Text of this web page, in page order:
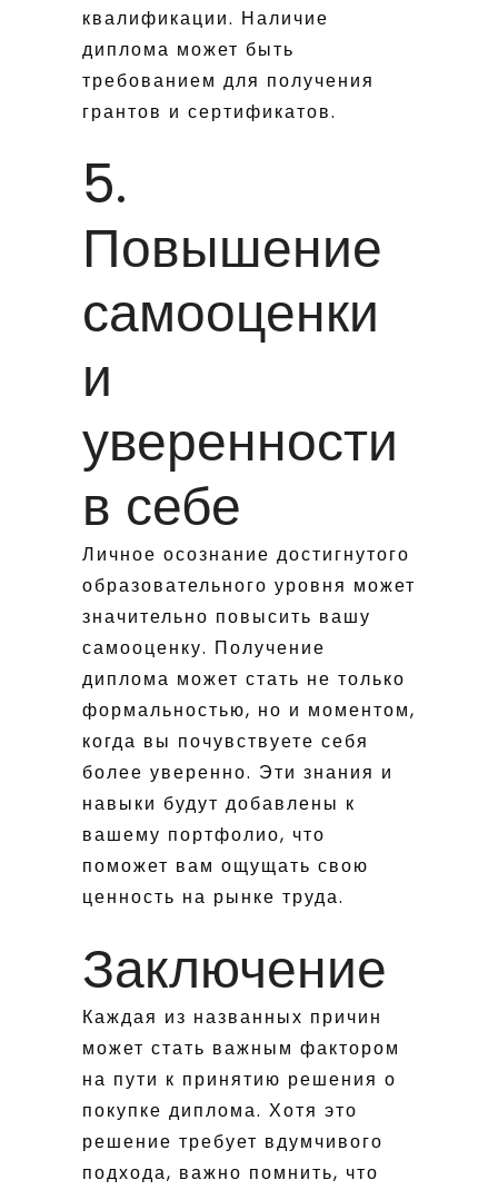
квалификации. Наличие
диплома может быть
требованием для получения
грантов и сертификатов.
5.
Повышение
самооценки
и
уверенности
в себе
Личное осознание достигнутого
образовательного уровня может
значительно повысить вашу
самооценку. Получение
диплома может стать не только
формальностью, но и моментом,
когда вы почувствуете себя
более уверенно. Эти знания и
навыки будут добавлены к
вашему портфолио, что
поможет вам ощущать свою
ценность на рынке труда.
Заключение
Каждая из названных причин
может стать важным фактором
на пути к принятию решения о
покупке диплома. Хотя это
решение требует вдумчивого
подхода, важно помнить, что